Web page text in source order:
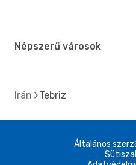
Népszerű városok
Irán Tebriz
Általános